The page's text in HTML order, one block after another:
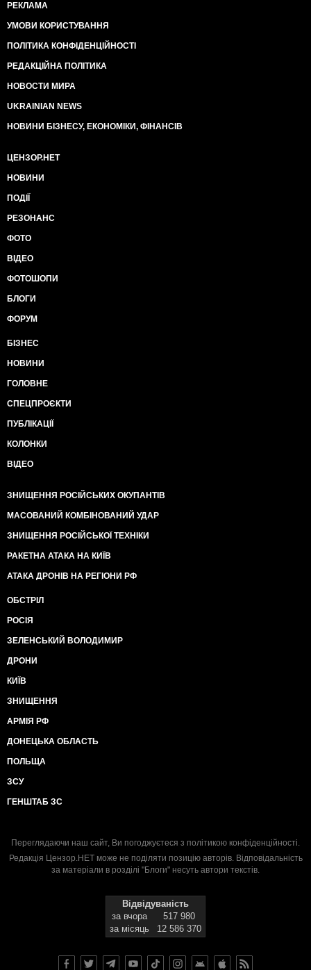
РЕКЛАМА
УМОВИ КОРИСТУВАННЯ
ПОЛІТИКА КОНФІДЕНЦІЙНОСТІ
РЕДАКЦІЙНА ПОЛІТИКА
НОВОСТИ МИРА
UKRAINIAN NEWS
НОВИНИ БІЗНЕСУ, ЕКОНОМІКИ, ФІНАНСІВ
ЦЕНЗОР.НЕТ
НОВИНИ
ПОДІЇ
РЕЗОНАНС
ФОТО
ВІДЕО
ФОТОШОПИ
БЛОГИ
ФОРУМ
БІЗНЕС
НОВИНИ
ГОЛОВНЕ
СПЕЦПРОЄКТИ
ПУБЛІКАЦІЇ
КОЛОНКИ
ВІДЕО
ЗНИЩЕННЯ РОСІЙСЬКИХ ОКУПАНТІВ
МАСОВАНИЙ КОМБІНОВАНИЙ УДАР
ЗНИЩЕННЯ РОСІЙСЬКОЇ ТЕХНІКИ
РАКЕТНА АТАКА НА КИЇВ
АТАКА ДРОНІВ НА РЕГІОНИ РФ
ОБСТРІЛ
РОСІЯ
ЗЕЛЕНСЬКИЙ ВОЛОДИМИР
ДРОНИ
КИЇВ
ЗНИЩЕННЯ
АРМІЯ РФ
ДОНЕЦЬКА ОБЛАСТЬ
ПОЛЬЩА
ЗСУ
ГЕНШТАБ ЗС
Переглядаючи наш сайт, Ви погоджуєтеся з політикою конфіденційності.
Редакція Цензор.НЕТ може не поділяти позицію авторів. Відповідальність
за матеріали в розділі "Блоги" несуть автори текстів.
Відвідуваність
за вчора
517 980
за місяць
12 586 370